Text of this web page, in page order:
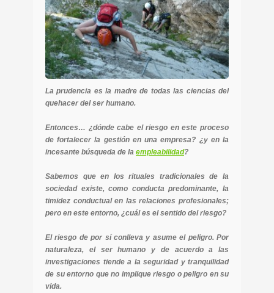
La prudencia es la madre de todas las ciencias del
quehacer del ser humano.
Entonces… ¿dónde cabe el riesgo en este proceso
de fortalecer la gestión en una empresa? ¿y en la
incesante búsqueda de la empleabilidad?
Sabemos que en los rituales tradicionales de la
sociedad existe, como conducta predominante, la
timidez conductual en las relaciones profesionales;
pero en este entorno, ¿cuál es el sentido del riesgo?
El riesgo de por sí conlleva y asume el peligro. Por
naturaleza, el ser humano y de acuerdo a las
investigaciones tiende a la seguridad y tranquilidad
de su entorno que no implique riesgo o peligro en su
vida.